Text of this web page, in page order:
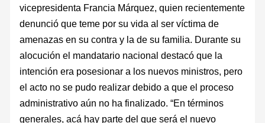
vicepresidenta Francia Márquez, quien recientemente
denunció que teme por su vida al ser víctima de
amenazas en su contra y la de su familia. Durante su
alocución el mandatario nacional destacó que la
intención era posesionar a los nuevos ministros, pero
el acto no se pudo realizar debido a que el proceso
administrativo aún no ha finalizado. “En términos
generales, acá hay parte del que será el nuevo